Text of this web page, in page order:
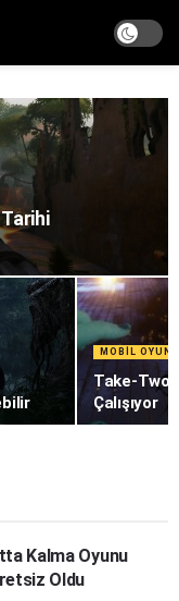
MOBIL OYUN
Take-Two
Çalışıyor
Kalma Oyunu
Oldu